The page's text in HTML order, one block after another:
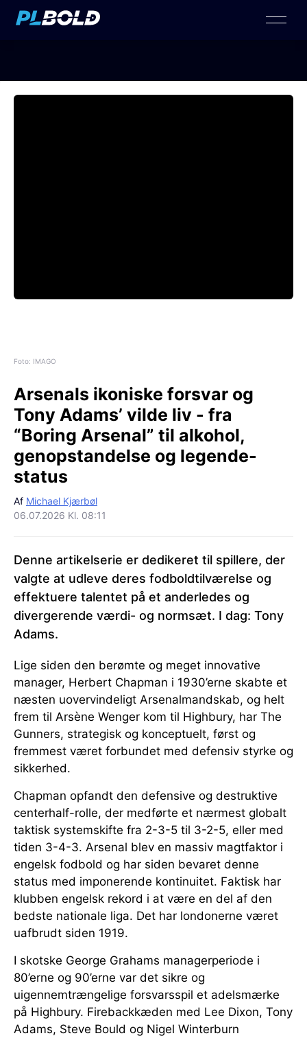
Foto: IMAGO
Arsenals ikoniske forsvar og
Tony Adams’ vilde liv - fra
“Boring Arsenal” til alkohol,
genopstandelse og legende-
status
Af Michael Kjærbøl
06.07.2026 Kl. 08:11
Denne artikelserie er dedikeret til spillere, der
valgte at udleve deres fodboldtilværelse og
effektuere talentet på et anderledes og
divergerende værdi- og normsæt. I dag: Tony
Adams.
Lige siden den berømte og meget innovative
manager, Herbert Chapman i 1930’erne skabte et
næsten uovervindeligt Arsenalmandskab, og helt
frem til Arsène Wenger kom til Highbury, har The
Gunners, strategisk og konceptuelt, først og
fremmest været forbundet med defensiv styrke og
sikkerhed.
Chapman opfandt den defensive og destruktive
centerhalf-rolle, der medførte et nærmest globalt
taktisk systemskifte fra 2-3-5 til 3-2-5, eller med
tiden 3-4-3. Arsenal blev en massiv magtfaktor i
engelsk fodbold og har siden bevaret denne
status med imponerende kontinuitet. Faktisk har
klubben engelsk rekord i at være en del af den
bedste nationale liga. Det har londonerne været
uafbrudt siden 1919.
I skotske George Grahams managerperiode i
80’erne og 90’erne var det sikre og
uigennemtrængelige forsvarsspil et adelsmærke
på Highbury. Firebackkæden med Lee Dixon, Tony
Adams, Steve Bould og Nigel Winterburn